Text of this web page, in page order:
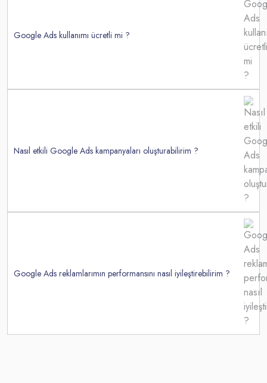
Google Ads kullanımı ücretli mi ?
Nasıl etkili Google Ads kampanyaları oluşturabilirim ?
Google Ads reklamlarımın performansını nasıl iyileştirebilirim ?